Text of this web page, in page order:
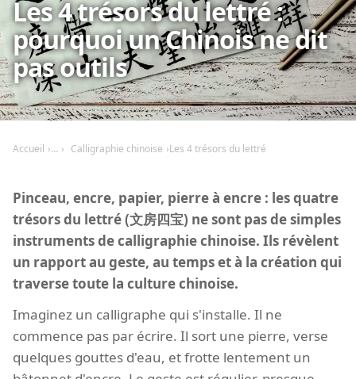
Les 4 trésors du lettré :
pourquoi un Chinois ne dit
pas outils
Accueil Calligraphie chinoise Les 4 trésors du lettré
Pinceau, encre, papier, pierre à encre : les quatre
trésors du lettré (文房四宝) ne sont pas de simples
instruments de calligraphie chinoise. Ils révèlent
un rapport au geste, au temps et à la création qui
traverse toute la culture chinoise.
Imaginez un calligraphe qui s'installe. Il ne
commence pas par écrire. Il sort une pierre, verse
quelques gouttes d'eau, et frotte lentement un